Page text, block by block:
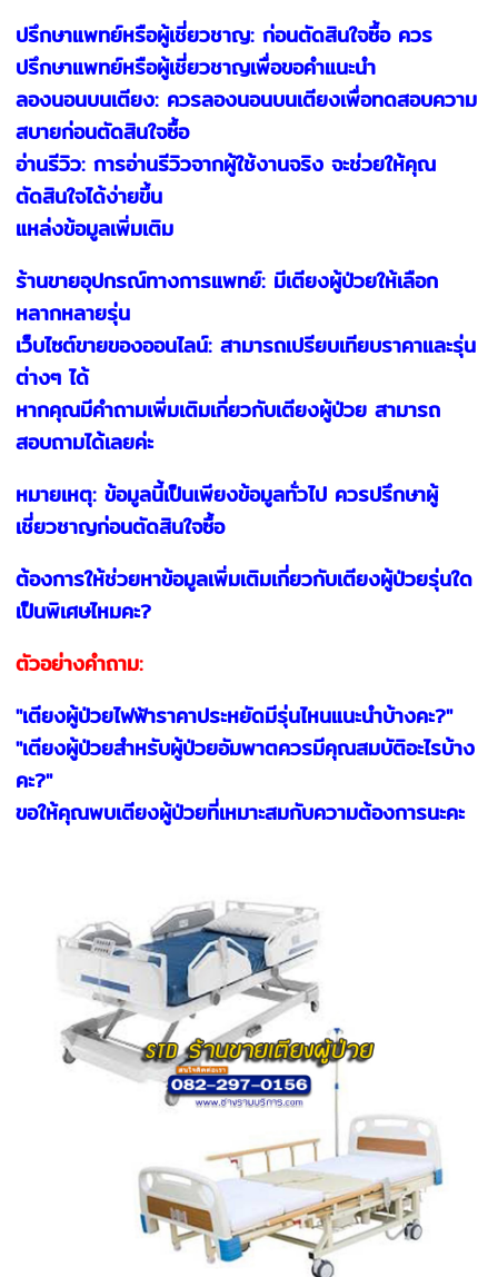
ปรึกษาแพทย์หรือผู้เชี่ยวชาญ: ก่อนตัดสินใจซื้อ ควร
ปรึกษาแพทย์หรือผู้เชี่ยวชาญเพื่อขอคำแนะนำ
ลองนอนบนเตียง: ควรลองนอนบนเตียงเพื่อทดสอบความ
สบายก่อนตัดสินใจซื้อ
อ่านรีวิว: การอ่านรีวิวจากผู้ใช้งานจริง จะช่วยให้คุณ
ตัดสินใจได้ง่ายขึ้น
แหล่งข้อมูลเพิ่มเติม
ร้านขายอุปกรณ์ทางการแพทย์: มีเตียงผู้ป่วยให้เลือก
หลากหลายรุ่น
เว็บไซต์ขายของออนไลน์: สามารถเปรียบเทียบราคาและรุ่น
ต่างๆ ได้
หากคุณมีคำถามเพิ่มเติมเกี่ยวกับเตียงผู้ป่วย สามารถ
สอบถามได้เลยค่ะ
หมายเหตุ: ข้อมูลนี้เป็นเพียงข้อมูลทั่วไป ควรปรึกษาผู้
เชี่ยวชาญก่อนตัดสินใจซื้อ
ต้องการให้ช่วยหาข้อมูลเพิ่มเติมเกี่ยวกับเตียงผู้ป่วยรุ่นใด
เป็นพิเศษไหมคะ?
ตัวอย่างคำถาม:
"เตียงผู้ป่วยไฟฟ้าราคาประหยัดมีรุ่นไหนแนะนำบ้างคะ?"
"เตียงผู้ป่วยสำหรับผู้ป่วยอัมพาตควรมีคุณสมบัติอะไรบ้าง
คะ?"
ขอให้คุณพบเตียงผู้ป่วยที่เหมาะสมกับความต้องการนะคะ